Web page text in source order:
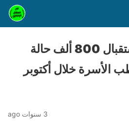
صحة الدقهلية: استقبال 800 ألف حالة
الأسرة خلال أكتوبر
3 سنوات ago